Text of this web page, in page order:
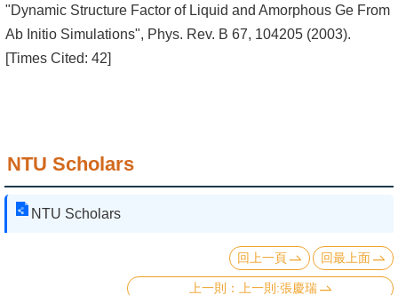
"Dynamic Structure Factor of Liquid and Amorphous Ge From
Ab Initio Simulations", Phys. Rev. B 67, 104205 (2003).
[Times Cited: 42]
NTU Scholars
NTU Scholars
回上一頁 回最上面
上一則:張慶瑞